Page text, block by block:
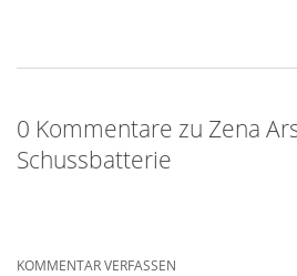
0 Kommentare zu Zena
Schussbatterie
KOMMENTAR VERFASSEN